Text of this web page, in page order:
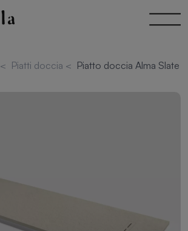
< Piatti doccia < Piatto doccia Alma Slate